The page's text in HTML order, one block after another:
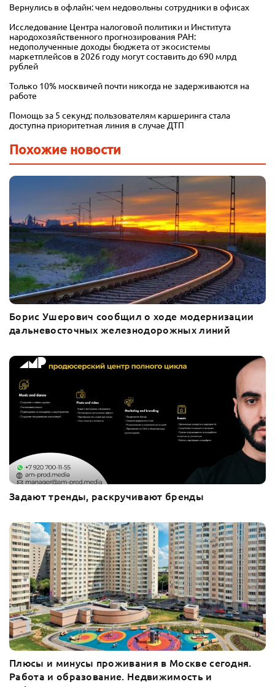
Вернулись в офлайн: чем недовольны сотрудники в офисах
Исследование Центра налоговой политики и Института
народохозяйственного прогнозирования РАН:
недополученные доходы бюджета от экосистемы
маркетплейсов в 2026 году могут составить до 690 млрд
рублей
Только 10% москвичей почти никогда не задерживаются на
работе
Помощь за 5 секунд: пользователям каршеринга стала
доступна приоритетная линия в случае ДТП
Похожие новости
Борис Ушерович сообщил о ходе модернизации
дальневосточных железнодорожных линий
Задают тренды, раскручивают бренды
Плюсы и минусы проживания в Москве сегодня.
Работа и образование. Недвижимость и